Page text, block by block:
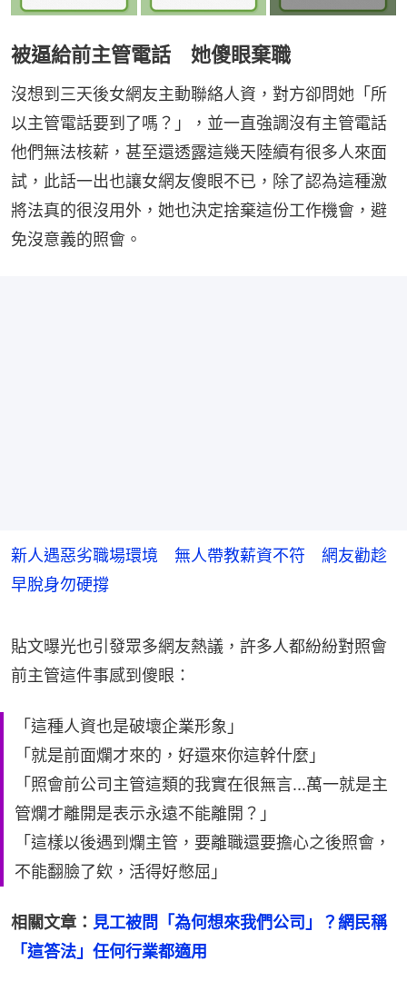
被逼給前主管電話 她傻眼棄職
沒想到三天後女網友主動聯絡人資，對方卻問她「所
以主管電話要到了嗎？」，並一直強調沒有主管電話
他們無法核薪，甚至還透露這幾天陸續有很多人來面
試，此話一出也讓女網友傻眼不已，除了認為這種激
將法真的很沒用外，她也決定捨棄這份工作機會，避
免沒意義的照會。
新人遇惡劣職場環境 無人帶教薪資不符 網友勸趁
早脫身勿硬撐
貼文曝光也引發眾多網友熱議，許多人都紛紛對照會
前主管這件事感到傻眼：
「這種人資也是破壞企業形象」
「就是前面爛才來的，好還來你這幹什麼」
「照會前公司主管這類的我實在很無言...萬一就是主
管爛才離開是表示永遠不能離開？」
「這樣以後遇到爛主管，要離職還要擔心之後照會，
不能翻臉了欸，活得好憋屈」
相關文章： 見工被問「為何想來我們公司」？網民稱
「這答法」任何行業都適用